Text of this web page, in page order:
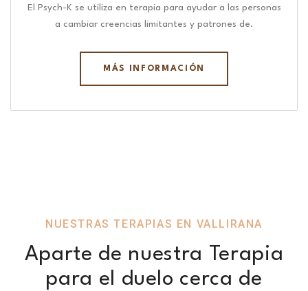
El Psych-K se utiliza en terapia para ayudar a las personas
a cambiar creencias limitantes y patrones de.
MÁS INFORMACIÓN
NUESTRAS TERAPIAS EN VALLIRANA
Aparte de nuestra Terapia
para el duelo cerca de